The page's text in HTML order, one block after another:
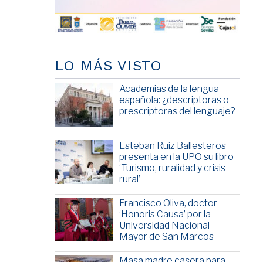
LO MÁS VISTO
Academias de la lengua
española: ¿descriptoras o
prescriptoras del lenguaje?
Esteban Ruiz Ballesteros
presenta en la UPO su libro
‘Turismo, ruralidad y crisis
rural’
Francisco Oliva, doctor
‘Honoris Causa’ por la
Universidad Nacional
Mayor de San Marcos